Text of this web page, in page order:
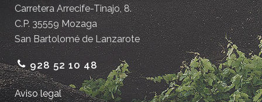
Carretera Arrecife-Tinajo, 8.
C.P. 35559 Mozaga
San Bartolomé de Lanzarote
928 52 10 48
Aviso legal